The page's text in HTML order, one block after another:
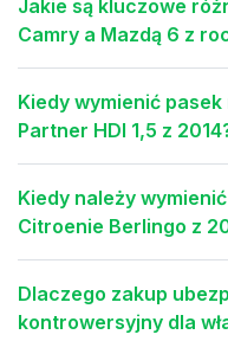
Jakie są kluczowe
Camry a Mazdą 6 z
Kiedy wymienić
Partner HDI 1,5 z
Kiedy należy
Citroenie Berlingo z
Dlaczego zakup
kontrowersyjny dla